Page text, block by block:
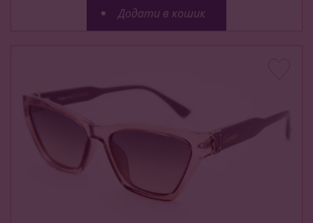
Додати в кошик